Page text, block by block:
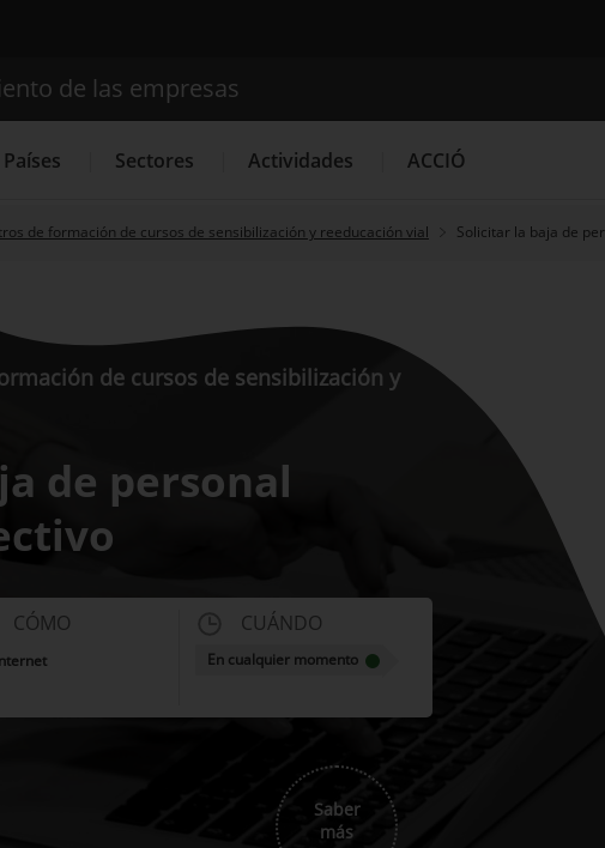
Buscador
de las empresas
Países Sectores Actividades ACCIÓ
de formación de cursos de sensibilización y reeducación vial Solicitar la baja de
de cursos de sensibilización y
de personal
CÓMO CUÁNDO
En cualquier momento
Saber
más